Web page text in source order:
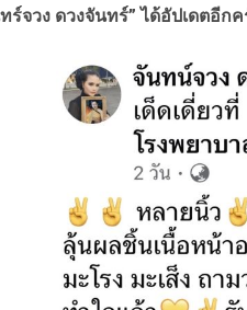
ง ดวงจันทร์” ได้อัปเดตอีกครั้